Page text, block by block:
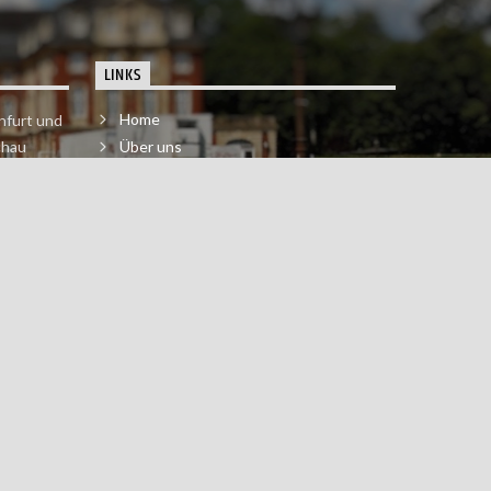
und
LINKS
Home
Über uns